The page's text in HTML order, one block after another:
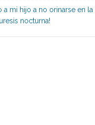
a mi hijo a no orinarse en la
nocturna!